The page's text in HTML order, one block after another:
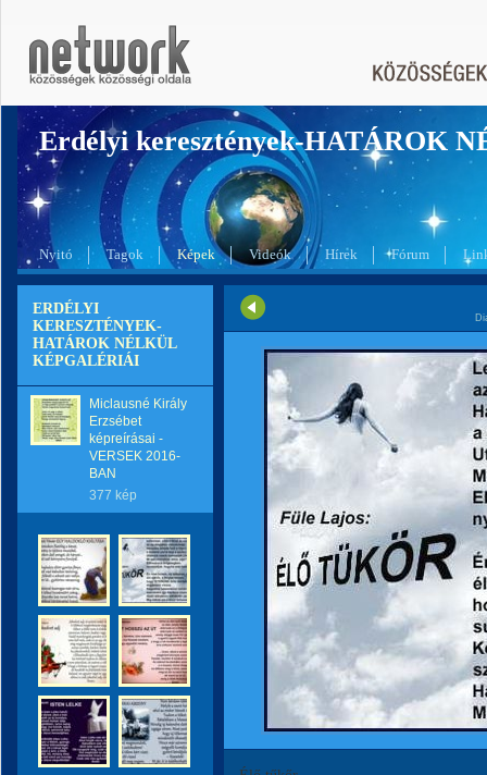
Erdélyi keresztények-HATÁROK
Nyitó Tagok Képek Videók Hírek Fórum
ERDÉLYI
KERESZTÉNYEK-
HATÁROK NÉLKÜL
KÉPGALÉRIÁI
Miclausné Király
Erzsébet
képreírásai -
VERSEK 2016-
BAN
377 kép